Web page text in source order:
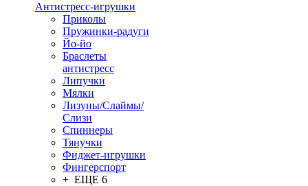
Антистресс-игрушки
Приколы
Пружинки-радуги
Йо-йо
Браслеты
антистресс
Липучки
Мялки
Лизуны/Слаймы/
Слизи
Спиннеры
Тянучки
Фиджет-игрушки
Фингерспорт
+ ЕЩЕ 6